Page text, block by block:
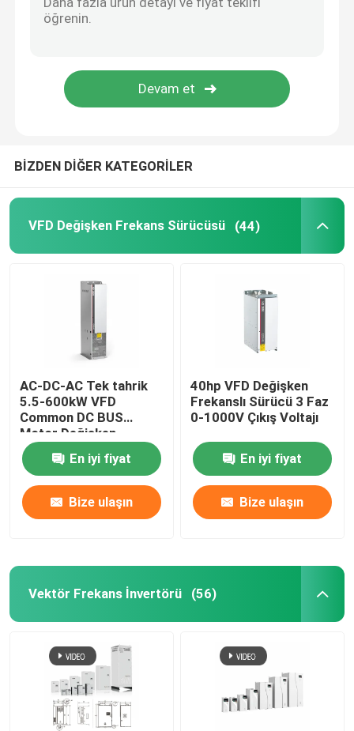
BİZDEN DİĞER KATEGORİLER
VFD Değişken Frekans Sürücüsü (44)
AC-DC-AC Tek tahrik
5.5-600kW VFD
Common DC BUS
Motor Değişken
Frekanslı Taşıma
En iyi fiyat
Bize ulaşın
40hp VFD Değişken
Frekanslı Sürücü 3 Faz
0-1000V Çıkış Voltajı
En iyi fiyat
Bize ulaşın
Vektör Frekans İnvertörü (56)